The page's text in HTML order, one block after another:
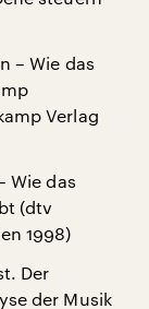
– Wie das
Verlag
Wie das
(dtv
1998)
Der
der Musik